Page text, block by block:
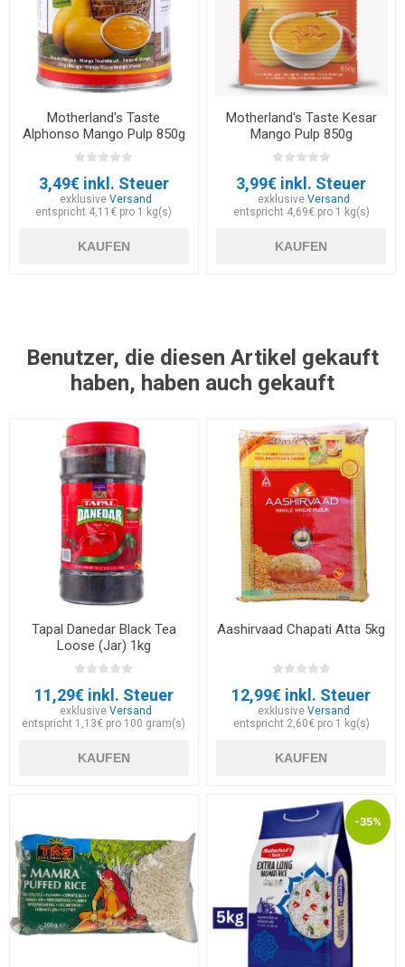
Motherland's Taste
Alphonso Mango Pulp 850g
3,49€ inkl. Steuer
exklusiveVersand
entspricht 4,11€ pro 1 kg(s)
KAUFEN
Motherland's Taste Kesar
Mango Pulp 850g
3,99€ inkl. Steuer
exklusive Versand
entspricht 4,69€ pro 1 kg(s)
KAUFEN
Benutzer, die diesen Artikel gekauft
haben, haben auch gekauft
Tapal Danedar Black Tea
Loose (Jar) 1kg
11,29€ inkl. Steuer
exklusiveVersand
entspricht 1,13€ pro 100 gram(s)
KAUFEN
Aashirvaad Chapati Atta 5kg
12,99€ inkl. Steuer
exklusive Versand
entspricht 2,60€ pro 1 kg(s)
KAUFEN
-35%